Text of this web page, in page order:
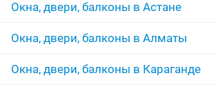
установка жалюзи замена замков
ремонт дверей ремонт пластиковых
ремонт установка решетки окно
Окна, двери, балконы в Астане
Окна, двери, балконы в Алматы
Окна, двери, балконы в Караганде